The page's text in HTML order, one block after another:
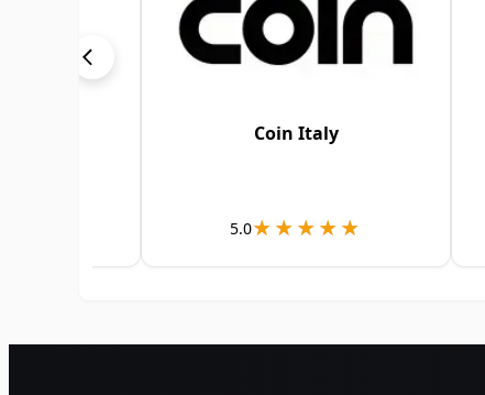
Coin Italy
★★★★★
★★★★★
5.0